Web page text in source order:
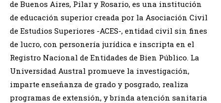
de Buenos Aires, Pilar y Rosario, es una institución
de educación superior creada por la Asociación Civil
de Estudios Superiores -ACES-, entidad civil sin fines
de lucro, con personería jurídica e inscripta en el
Registro Nacional de Entidades de Bien Público. La
Universidad Austral promueve la investigación,
imparte enseñanza de grado y posgrado, realiza
programas de extensión, y brinda atención sanitaria